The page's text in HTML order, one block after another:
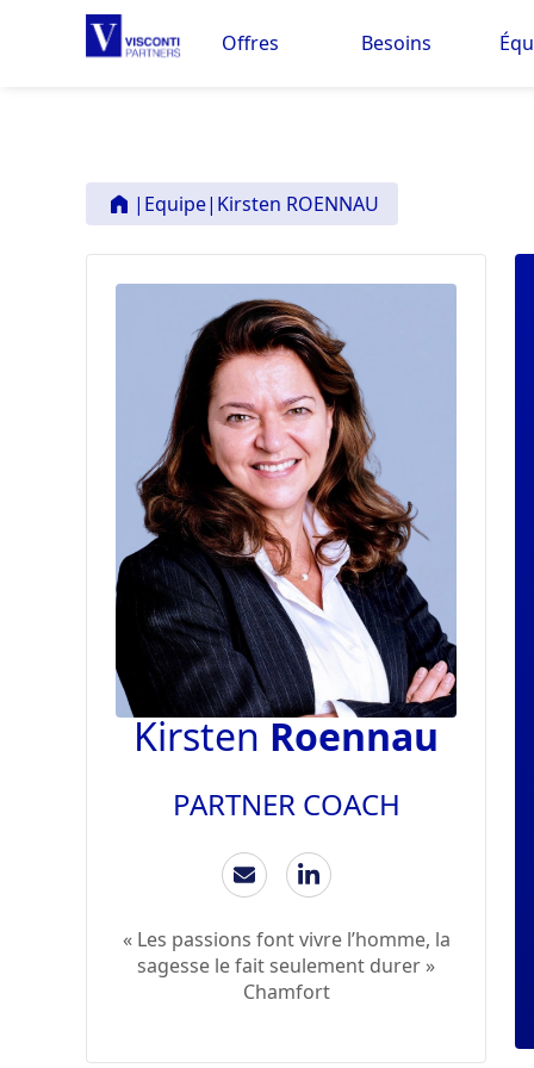
Offres Besoins
| Equipe| Kirsten ROENNAU
Kirsten Roennau
PARTNER COACH
« Les passions font vivre l’homme, la
sagesse le fait seulement durer »
Chamfort